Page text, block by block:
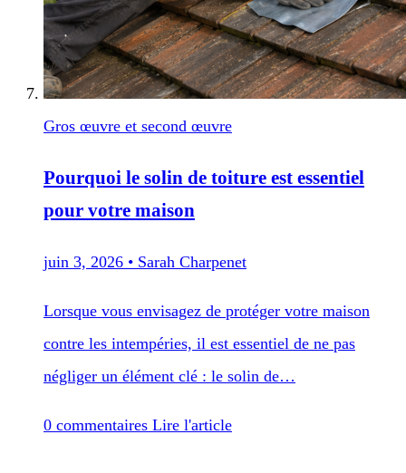
Gros œuvre et second œuvre
Pourquoi le solin de toiture est essentiel
pour votre maison
juin 3, 2026 • Sarah Charpenet
Lorsque vous envisagez de protéger votre maison
contre les intempéries, il est essentiel de ne pas
négliger un élément clé : le solin de…
0 commentaires Lire l'article